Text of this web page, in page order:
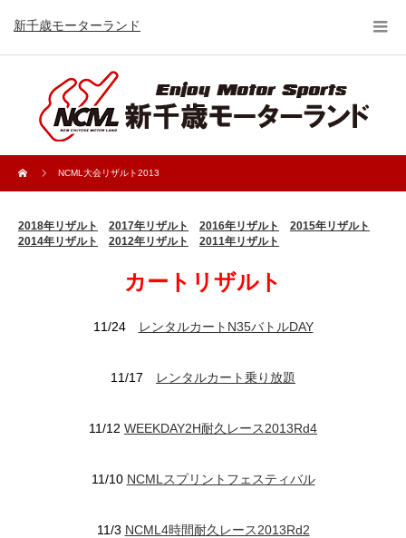
新千歳モーターランド
NCML大会リザルト2013
2018年リザルト 2017年リザルト 2016年リザルト
2015年リザルト
2014年リザルト
2012年リザルト 2011年リザルト
カートリザルト
11/24 レンタルカートN35バトルDAY
11/17 レンタルカート乗り放題
11/12 WEEKDAY2H耐久レース2013Rd4
11/10 NCMLスプリントフェスティバル
11/3 NCML4時間耐久レース2013Rd2